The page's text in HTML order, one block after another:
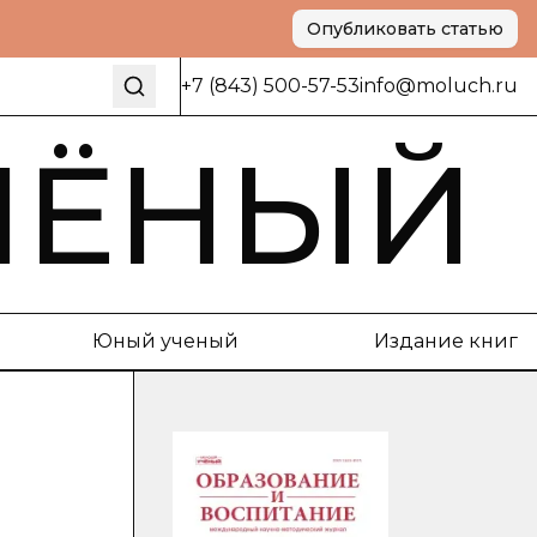
Опубликовать статью
+7 (843) 500-57-53info@moluch.ru
Юный ученый Издание книг